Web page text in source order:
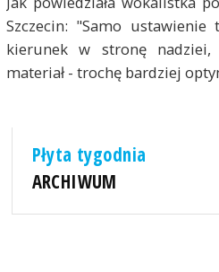
Szczecin: "Samo
kierunek w stronę
materiał - trochę bardziej
Płyta tygodnia
ARCHIWUM